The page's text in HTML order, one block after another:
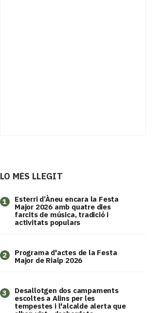
LO MÉS LLEGIT
1
Esterri d’Àneu encara la Festa
Major 2026 amb quatre dies
farcits de música, tradició i
activitats populars
2
Programa d'actes de la Festa
Major de Rialp 2026
3
​Desallotgen dos campaments
escoltes a Alins per les
tempestes i l'alcalde alerta que